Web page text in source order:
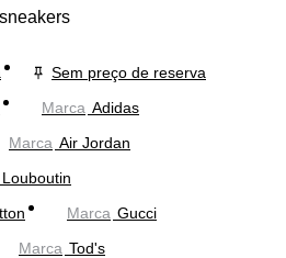
Sem preço de reserva
Marca Adidas
Marca Air Jordan
Marca Gucci
Marca Tod's